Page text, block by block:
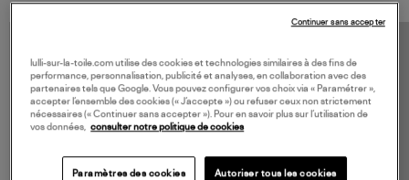
lulli-sur-la-toile.com utilise des cookies et technologies similaires à des fins de
performance, personnalisation, publicité et analyses, en collaboration avec des
partenaires tels que Google. Vous pouvez configurer vos choix via « Paramétrer »,
accepter l’ensemble des cookies (« J’accepte ») ou refuser ceux non strictement
nécessaires (« Continuer sans accepter »). Pour en savoir plus sur l’utilisation de
vos données, consulter notre politique de cookies
Paramètres des cookies Autoriser tous les cookies
Continuer sans accepter